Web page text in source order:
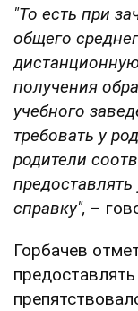
"То есть при
общего
получения
учебного
требовать у
родители
справку", –
Горбачев